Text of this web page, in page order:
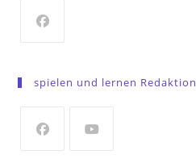
a
tab
spielen und lernen Redaktion